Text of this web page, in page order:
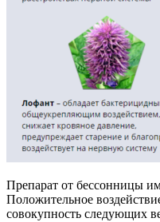
Препарат от бессонницы
Положительное
совокупность следующих